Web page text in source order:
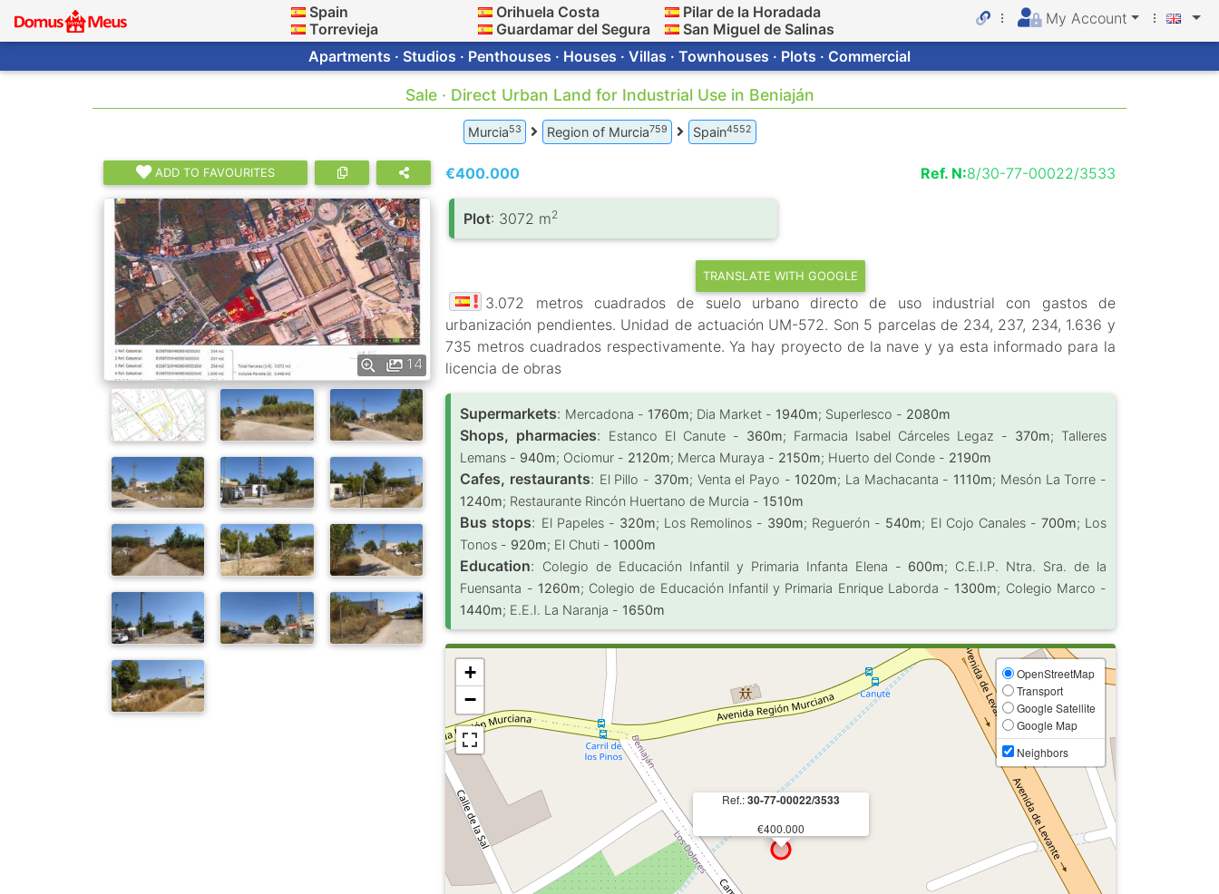
Spain
Torrevieja
Orihuela Costa
Guardamar del Segura
Pilar de la Horadada
San Miguel de Salinas
My Account
Apartments · Studios · Penthouses · Houses · Villas · Townhouses · Plots · Commercial
Sale · Direct Urban Land for Industrial Use in Beniaján
Murcia53 Region of Murcia759 Spain4552
ADD TO FAVOURITES
14
€400.000 Ref. N:8/30-77-00022/3533
Plot: 3072 m2
TRANSLATE WITH GOOGLE
3.072 metros cuadrados de suelo urbano directo de uso industrial con gastos de
urbanización pendientes. Unidad de actuación UM-572. Son 5 parcelas de 234, 237, 234, 1.636 y
735 metros cuadrados respectivamente. Ya hay proyecto de la nave y ya esta informado para la
licencia de obras
Supermarkets: Mercadona - 1760m; Dia Market - 1940m; Superlesco - 2080m
Shops, pharmacies: Estanco El Canute - 360m; Farmacia Isabel Cárceles Legaz - 370m; Talleres
Lemans - 940m; Ociomur - 2120m; Merca Muraya - 2150m; Huerto del Conde - 2190m
Cafes, restaurants: El Pillo - 370m; Venta el Payo - 1020m; La Machacanta - 1110m; Mesón La Torre -
1240m; Restaurante Rincón Huertano de Murcia - 1510m
Bus stops: El Papeles - 320m; Los Remolinos - 390m; Reguerón - 540m; El Cojo Canales - 700m; Los
Tonos - 920m; El Chuti - 1000m
Education: Colegio de Educación Infantil y Primaria Infanta Elena - 600m; C.E.I.P. Ntra. Sra. de la
Fuensanta - 1260m; Colegio de Educación Infantil y Primaria Enrique Laborda - 1300m; Colegio Marco -
1440m; E.E.I. La Naranja - 1650m
Ref.:30-77-00022/3533
€400.000
+
−
OpenStreetMap
Transport
Google Satellite
Google Map
Neighbors